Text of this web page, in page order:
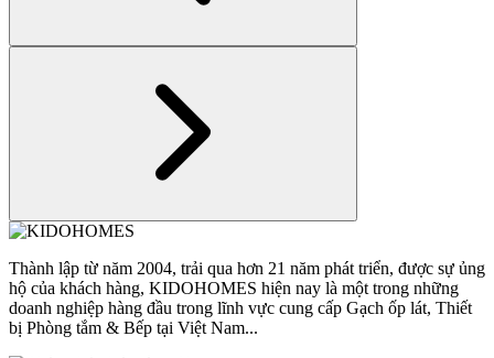
Thành lập từ năm 2004, trải qua hơn 21 năm phát triển, được sự ủng
hộ của khách hàng, KIDOHOMES hiện nay là một trong những
doanh nghiệp hàng đầu trong lĩnh vực cung cấp Gạch ốp lát, Thiết
bị Phòng tắm & Bếp tại Việt Nam...